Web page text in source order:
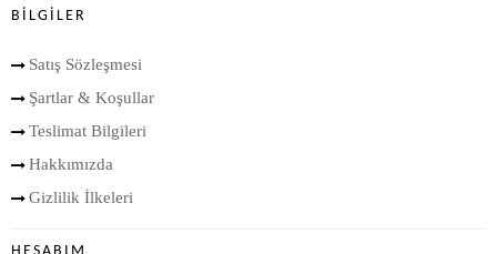
BILGILER
Satış Sözleşmesi
Şartlar & Koşullar
Teslimat Bilgileri
Hakkımızda
Gizlilik İlkeleri